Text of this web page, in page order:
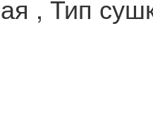
, Тип